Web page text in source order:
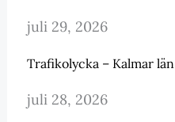
juli 29, 2026
Trafikolycka – Kalmar län
juli 28, 2026